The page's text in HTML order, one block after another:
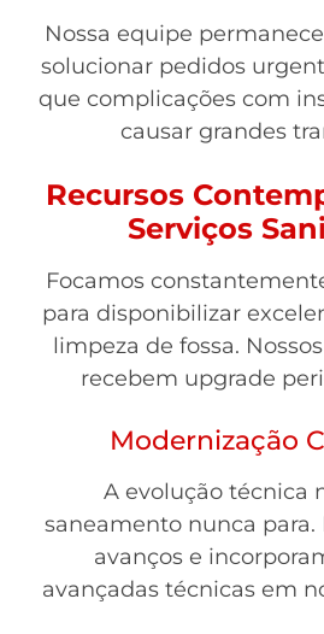
Nossa equipe
solucionar pedidos
que complicações com
causar grandes
Recursos
Serviços
Focamos
para disponibilizar
limpeza de fossa.
recebem upgrade
Modernização
A evolução técnica
saneamento nunca para.
avanços e
avançadas técnicas em